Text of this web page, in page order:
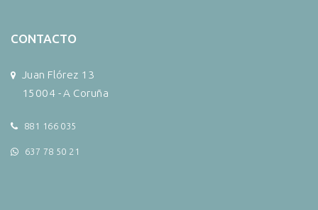
CONTACTO
Juan Flórez 13
15004 - A Coruña
881 166 035
637 78 50 21